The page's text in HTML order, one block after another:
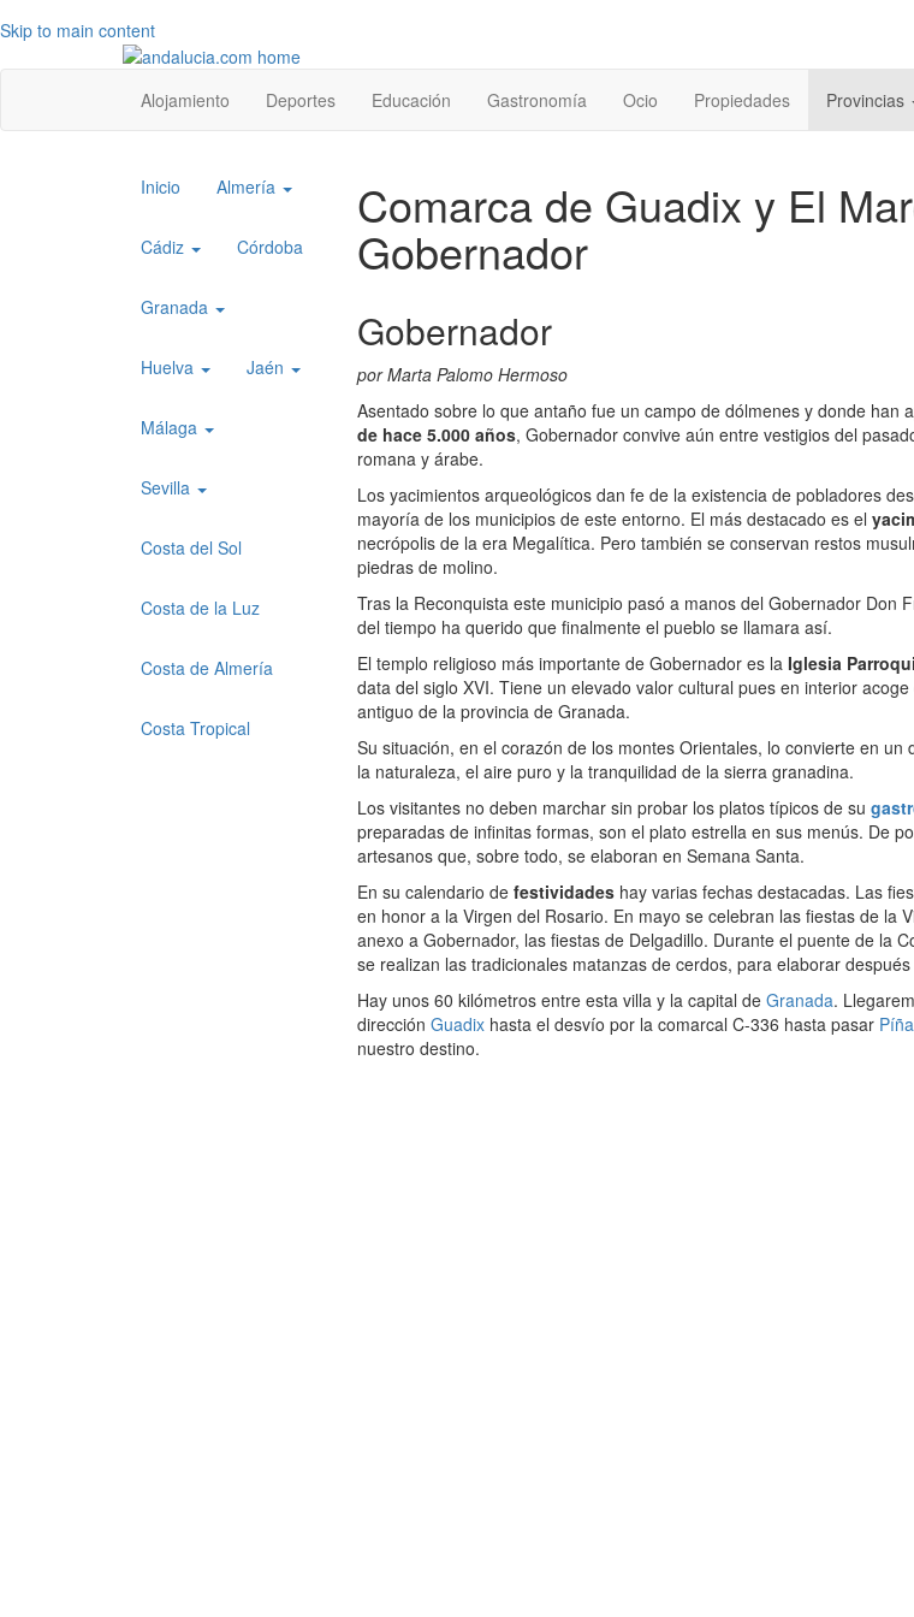
Skip to main content
Top
level
menu
Alojamiento Deportes Educación Gastronomía Ocio Propiedades Provincias
Comarca de Guadix y El
Gobernador
Gobernador
por Marta Palomo Hermoso
Asentado sobre lo que antaño fue un campo de dólmenes y donde han
de hace 5.000 años, Gobernador convive aún entre vestigios del
romana y árabe.
Los yacimientos arqueológicos dan fe de la existencia de pobladores
mayoría de los municipios de este entorno. El más destacado es el
necrópolis de la era Megalítica. Pero también se conservan restos
piedras de molino.
Tras la Reconquista este municipio pasó a manos del Gobernador Don
del tiempo ha querido que finalmente el pueblo se llamara así.
El templo religioso más importante de Gobernador es la Iglesia
data del siglo XVI. Tiene un elevado valor cultural pues en interior
antiguo de la provincia de Granada.
Su situación, en el corazón de los montes Orientales, lo convierte en un
la naturaleza, el aire puro y la tranquilidad de la sierra granadina.
Los visitantes no deben marchar sin probar los platos típicos de su
preparadas de infinitas formas, son el plato estrella en sus menús. De
artesanos que, sobre todo, se elaboran en Semana Santa.
En su calendario de festividades hay varias fechas destacadas. Las
en honor a la Virgen del Rosario. En mayo se celebran las fiestas de la
anexo a Gobernador, las fiestas de Delgadillo. Durante el puente de la
se realizan las tradicionales matanzas de cerdos, para elaborar
Hay unos 60 kilómetros entre esta villa y la capital de Granada.
dirección Guadix hasta el desvío por la comarcal C-336 hasta pasar
nuestro destino.
Top
menu
1
Inicio Almería
Cádiz Córdoba
Granada
Huelva Jaén
Málaga
Sevilla
Costa del Sol
Costa de la Luz
Costa de Almería
Costa Tropical